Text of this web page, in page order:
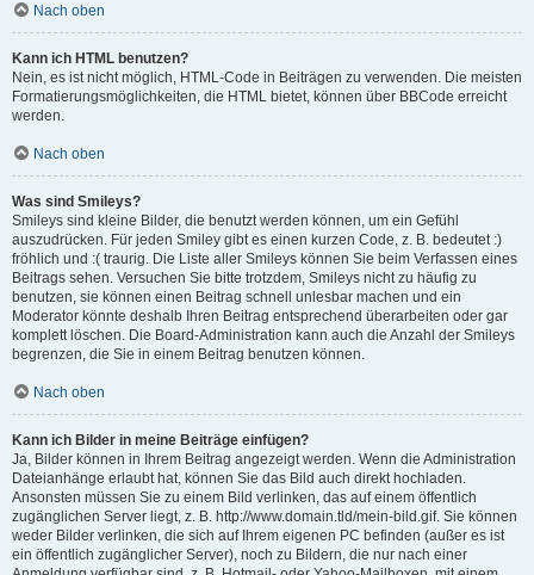
Nach oben
Kann ich HTML benutzen?
Nein, es ist nicht möglich, HTML-Code in Beiträgen zu verwenden. Die meisten
Formatierungsmöglichkeiten, die HTML bietet, können über BBCode erreicht
werden.
Nach oben
Was sind Smileys?
Smileys sind kleine Bilder, die benutzt werden können, um ein Gefühl
auszudrücken. Für jeden Smiley gibt es einen kurzen Code, z. B. bedeutet :)
fröhlich und :( traurig. Die Liste aller Smileys können Sie beim Verfassen eines
Beitrags sehen. Versuchen Sie bitte trotzdem, Smileys nicht zu häufig zu
benutzen, sie können einen Beitrag schnell unlesbar machen und ein
Moderator könnte deshalb Ihren Beitrag entsprechend überarbeiten oder gar
komplett löschen. Die Board-Administration kann auch die Anzahl der Smileys
begrenzen, die Sie in einem Beitrag benutzen können.
Nach oben
Kann ich Bilder in meine Beiträge einfügen?
Ja, Bilder können in Ihrem Beitrag angezeigt werden. Wenn die Administration
Dateianhänge erlaubt hat, können Sie das Bild auch direkt hochladen.
Ansonsten müssen Sie zu einem Bild verlinken, das auf einem öffentlich
zugänglichen Server liegt, z. B. http://www.domain.tld/mein-bild.gif. Sie können
weder Bilder verlinken, die sich auf Ihrem eigenen PC befinden (außer es ist
ein öffentlich zugänglicher Server), noch zu Bildern, die nur nach einer